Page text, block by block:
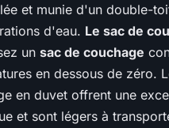
et munie d'un double-
d'eau. Le sac de
un sac de couchage
en dessous de zéro.
en duvet offrent une
et sont légers à